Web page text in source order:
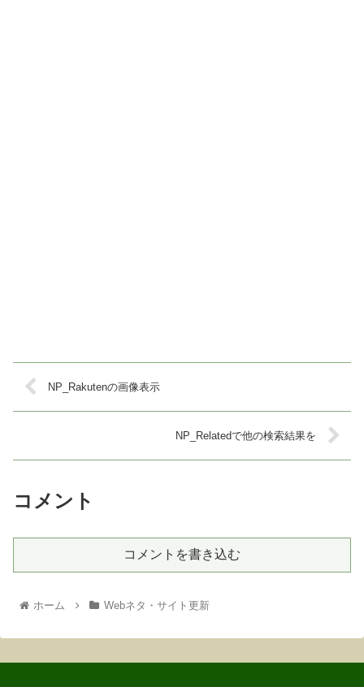
NP_Rakutenの画像表示
NP_Relatedで他の検索結果を
コメント
コメントを書き込む
ホーム Webネタ・サイト更新